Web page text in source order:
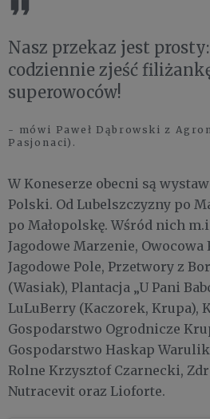
Nasz przekaz jest
codziennie zjeść
superowoców!
- mówi Paweł Dąbrowski z
Pasjonaci).
W Koneserze obecni są
Polski. Od Lubelszczyzny po
po Małopolskę. Wśród nich
Jagodowe Marzenie, Owocowa
Jagodowe Pole, Przetwory z
(Wasiak), Plantacja „U Pani
LuLuBerry (Kaczorek, Krupa),
Gospodarstwo Ogrodnicze
Gospodarstwo Haskap
Rolne Krzysztof Czarnecki,
Nutracevit oraz Lioforte.